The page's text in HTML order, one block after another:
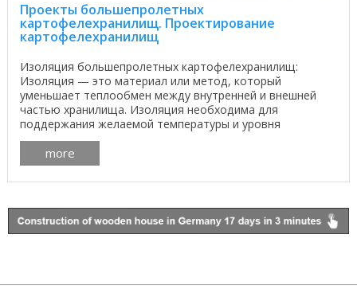
Проекты большепролетных
картофелехранилищ. Проектирование
картофелехранилищ
Изоляция большепролетных картофелехранилищ:
Изоляция — это материал или метод, который
уменьшает теплообмен между внутренней и внешней
частью хранилища. Изоляция необходима для
поддержания желаемой температуры и уровня
влажности в хранилище, а также ...
more